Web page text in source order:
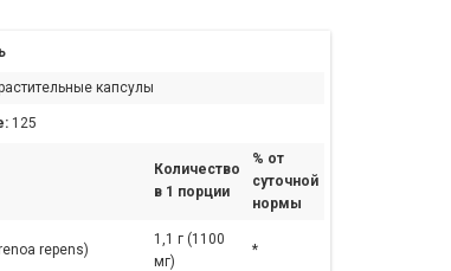
капсулы
125
Количество
в 1 порции
% от
суточной
нормы
repens)
1,1 г (1100
мг)
*